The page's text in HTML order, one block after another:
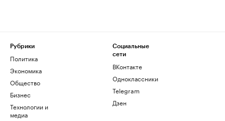
Рубрики
Политика
Экономика
Общество
Бизнес
Технологии и
медиа
Социальные
сети
ВКонтакте
Одноклассники
Telegram
Дзен